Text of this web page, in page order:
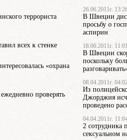
террориста
всех к стенке
«охрана
проверять
26.06.2011г.
В Швеции
просьбу о
аспирин
18.06.2011г.
В Швеции
поскольку
08.04.2011г.
Из
Джорджия
проведено
04.04.2011г.
2 сотрудника
сексуальном